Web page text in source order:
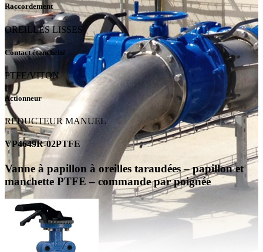
Raccordement
OREILLES LISSES
Contact étanchéité
PTFE/VITON
Actionneur
REDUCTEUR MANUEL
VP4649R-02PTFE
Vanne à papillon à oreilles taraudées – papillon et
manchette PTFE – commande par poignée